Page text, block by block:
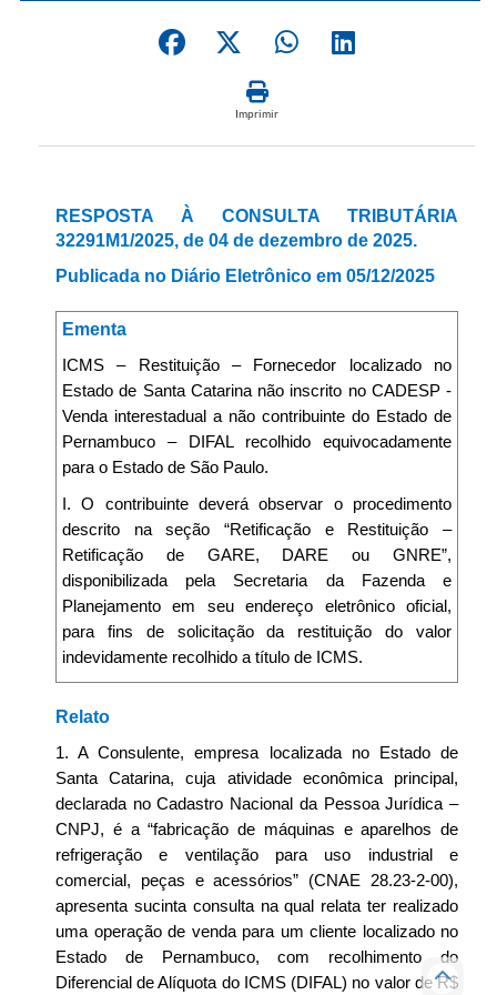
Imprimir
RESPOSTA À CONSULTA TRIBUTÁRIA
32291M1/2025, de 04 de dezembro de 2025.
Publicada no Diário Eletrônico em 05/12/2025
Ementa
ICMS – Restituição – Fornecedor localizado no
Estado de Santa Catarina não inscrito no CADESP -
Venda interestadual a não contribuinte do Estado de
Pernambuco – DIFAL recolhido equivocadamente
para o Estado de São Paulo.
I. O contribuinte deverá observar o procedimento
descrito na seção “Retificação e Restituição –
Retificação de GARE, DARE ou GNRE”,
disponibilizada pela Secretaria da Fazenda e
Planejamento em seu endereço eletrônico oficial,
para fins de solicitação da restituição do valor
indevidamente recolhido a título de ICMS.
Relato
1. A Consulente, empresa localizada no Estado de
Santa Catarina, cuja atividade econômica principal,
declarada no Cadastro Nacional da Pessoa Jurídica –
CNPJ, é a “fabricação de máquinas e aparelhos de
refrigeração e ventilação para uso industrial e
comercial, peças e acessórios” (CNAE 28.23-2-00),
apresenta sucinta consulta na qual relata ter realizado
uma operação de venda para um cliente localizado no
Estado de Pernambuco, com recolhimento do
Diferencial de Alíquota do ICMS (DIFAL) no valor de R$